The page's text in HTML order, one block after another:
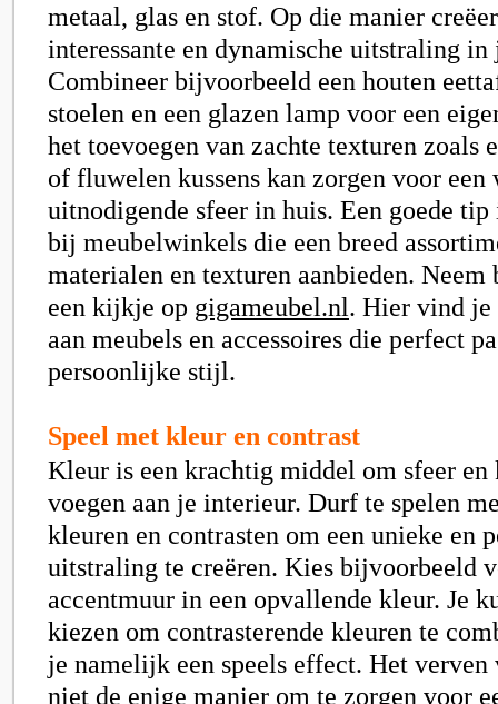
metaal, glas en stof. Op die manier
interessante en dynamische uitstraling
Combineer bijvoorbeeld een houten
stoelen en een glazen lamp voor een
het toevoegen van zachte texturen zoals
of fluwelen kussens kan zorgen voor een
uitnodigende sfeer in huis. Een goede
bij meubelwinkels die een breed
materialen en texturen aanbieden. Neem
een kijkje op gigameubel.nl. Hier vind je
aan meubels en accessoires die perfect
persoonlijke stijl.
Speel met kleur en contrast
Kleur is een krachtig middel om sfeer en
voegen aan je interieur. Durf te spelen
kleuren en contrasten om een unieke en
uitstraling te creëren. Kies bijvoorbeeld
accentmuur in een opvallende kleur. Je
kiezen om contrasterende kleuren te
je namelijk een speels effect. Het verven
niet de enige manier om te zorgen voor